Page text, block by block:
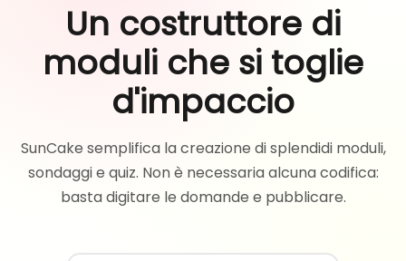
Un costruttore di
moduli che si toglie
d'impaccio
SunCake semplifica la creazione di splendidi moduli,
sondaggi e quiz. Non è necessaria alcuna codifica:
basta digitare le domande e pubblicare.